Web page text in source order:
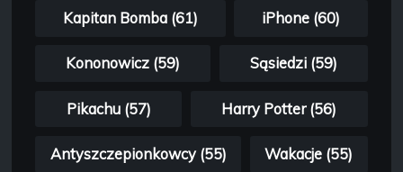
Kapitan Bomba (61) iPhone (60)
Kononowicz (59) Sąsiedzi (59)
Pikachu (57) Harry Potter (56)
Antyszczepionkowcy (55) Wakacje (55)